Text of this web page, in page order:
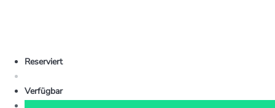
Reserviert
Verfügbar